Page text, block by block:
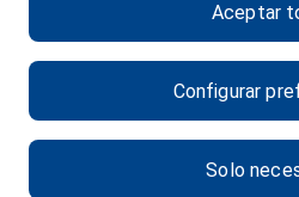
POLITICA DE
CANAL DE
Configurar
Solo
Aceptar